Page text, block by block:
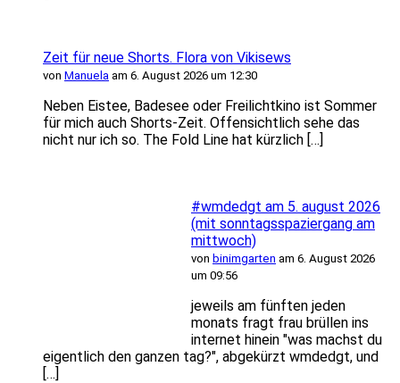
Zeit für neue Shorts. Flora von Vikisews
von Manuela am 6. August 2026 um 12:30
Neben Eistee, Badesee oder Freilichtkino ist Sommer
für mich auch Shorts-Zeit. Offensichtlich sehe das
nicht nur ich so. The Fold Line hat kürzlich […]
#wmdedgt am 5. august 2026
(mit sonntagsspaziergang am
mittwoch)
von binimgarten am 6. August 2026
um 09:56
jeweils am fünften jeden
monats fragt frau brüllen ins
internet hinein "was machst du
eigentlich den ganzen tag?", abgekürzt wmdedgt, und
[…]